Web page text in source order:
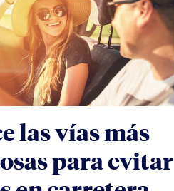
las vías más
para evitar